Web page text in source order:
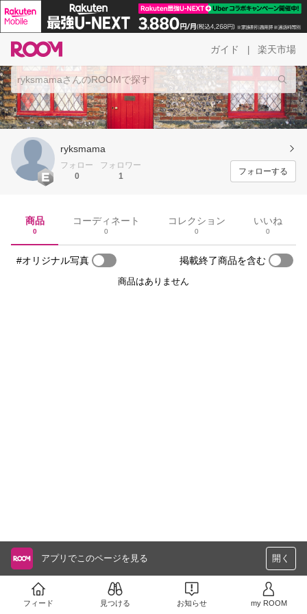
ガイド 楽天市場
ryksmama
フォロー
0
フォロワー
1
フォローする
商品
0
コーディネート
0
コレクション
0
いいね
0
#オリジナル写真 掲載終了商品を含む
商品はありません
アプリでこのページを見る 開く
フィード 見つける お知らせ my ROOM